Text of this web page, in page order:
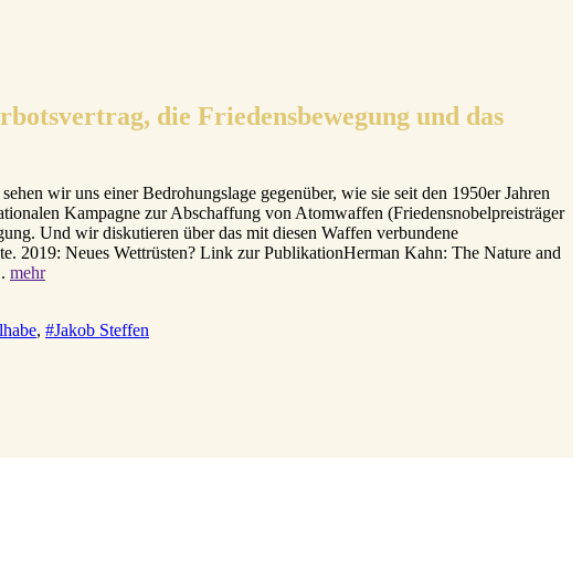
die Friedensbewegung und das
wir uns einer Bedrohungslage gegenüber, wie sie seit den 1950er Jahren
Kampagne zur Abschaffung von Atomwaffen (Friedensnobelpreisträger
Und wir diskutieren über das mit diesen Waffen verbundene
2019: Neues Wettrüsten? Link zur PublikationHerman Kahn: The Nature and
mehr
, #Jakob Steffen